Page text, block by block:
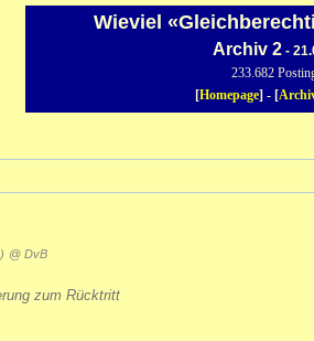
Wieviel
Archiv 2-
233.682
[Homepage] - [
@ DvB
zum Rücktritt